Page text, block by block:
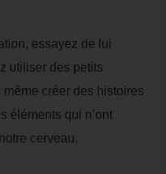
essayez de lui
utiliser des petits
créer des histoires
éléments qui n’ont
cerveau.